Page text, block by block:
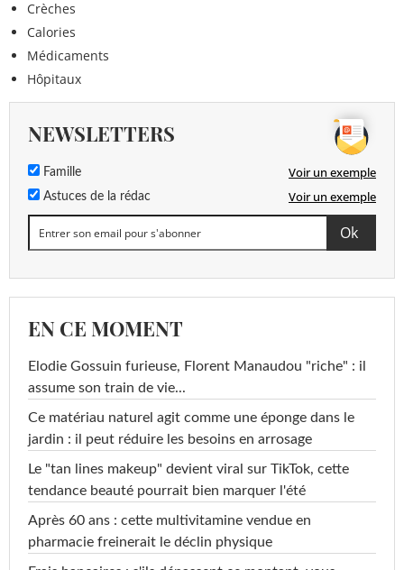
Crèches
Calories
Médicaments
Hôpitaux
NEWSLETTERS
Famille Voir un exemple
Astuces de la rédac Voir un exemple
EN CE MOMENT
Elodie Gossuin furieuse, Florent Manaudou "riche" : il
assume son train de vie...
Ce matériau naturel agit comme une éponge dans le
jardin : il peut réduire les besoins en arrosage
Le "tan lines makeup" devient viral sur TikTok, cette
tendance beauté pourrait bien marquer l'été
Après 60 ans : cette multivitamine vendue en
pharmacie freinerait le déclin physique